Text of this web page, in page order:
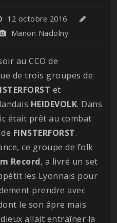
12 octobre 2016
Manon Nadolny
au CCO de
de trois groupes de
et
HEIDEVOLK. Dans
était prêt au combat
FINSTERFORST.
ce groupe de folk
Record, a livré un set
les Lyonnais pour
prendre avec
le son âpre mais
allait entraîner la